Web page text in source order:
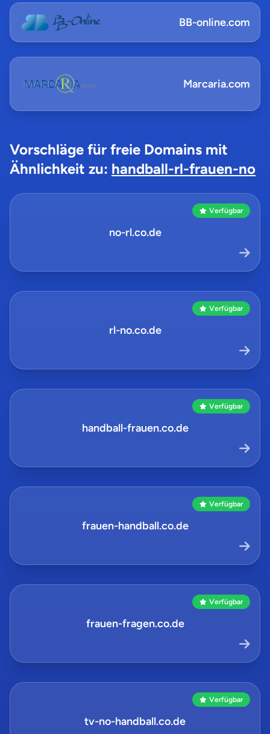
BB-online.com
Marcaria.com
Vorschläge für freie Domains mit
Ähnlichkeit zu: handball-rl-frauen-no
Verfügbar
no-rl.co.de
Verfügbar
rl-no.co.de
Verfügbar
handball-frauen.co.de
Verfügbar
frauen-handball.co.de
Verfügbar
frauen-fragen.co.de
Verfügbar
tv-no-handball.co.de